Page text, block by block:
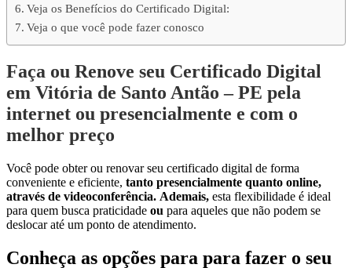
Veja os Benefícios do Certificado Digital:
Veja o que você pode fazer conosco
Faça ou Renove seu Certificado Digital
em Vitória de Santo Antão – PE pela
internet ou presencialmente e com o
melhor preço
Você pode obter ou renovar seu certificado digital de forma
conveniente e eficiente, tanto presencialmente quanto online,
através de videoconferência. Ademais, esta flexibilidade é ideal
para quem busca praticidade ou para aqueles que não podem se
deslocar até um ponto de atendimento.
Conheça as opções para para fazer o seu